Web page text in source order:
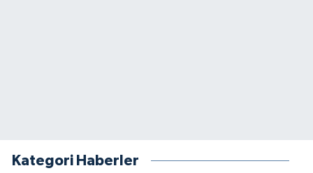
Kategori Haberler